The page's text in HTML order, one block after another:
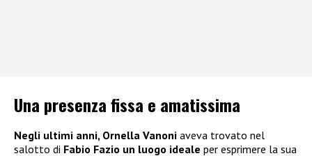
Una presenza fissa e amatissima
Negli ultimi anni, Ornella Vanoni aveva trovato nel
salotto di Fabio Fazio un luogo ideale per esprimere la sua